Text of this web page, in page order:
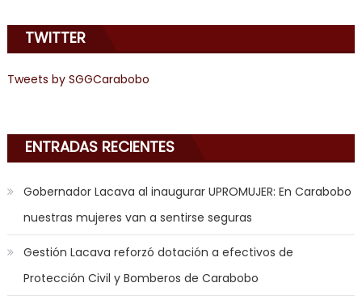
learns
about
joys
sex,
in
the
mood
to
play
a
TWITTER
Tweets by SGGCarabobo
ENTRADAS RECIENTES
Gobernador Lacava al inaugurar UPROMUJER: En Carabobo
nuestras mujeres van a sentirse seguras
Gestión Lacava reforzó dotación a efectivos de
Protección Civil y Bomberos de Carabobo